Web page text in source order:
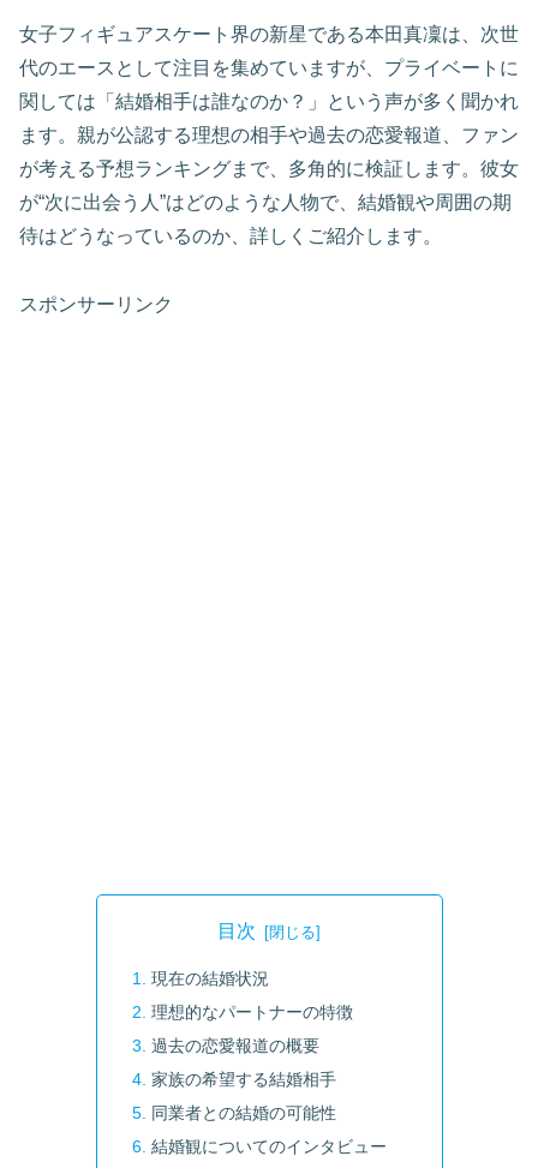
女子フィギュアスケート界の新星である本田真凜は、次世
代のエースとして注目を集めていますが、プライベートに
関しては「結婚相手は誰なのか？」という声が多く聞かれ
ます。親が公認する理想の相手や過去の恋愛報道、ファン
が考える予想ランキングまで、多角的に検証します。彼女
が“次に出会う人”はどのような人物で、結婚観や周囲の期
待はどうなっているのか、詳しくご紹介します。
スポンサーリンク
目次
現在の結婚状況
理想的なパートナーの特徴
過去の恋愛報道の概要
家族の希望する結婚相手
同業者との結婚の可能性
結婚観についてのインタビュー